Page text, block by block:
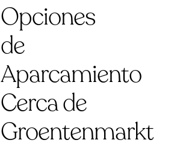
Opciones
de
Aparcamiento
Cerca de
Groentenmarkt